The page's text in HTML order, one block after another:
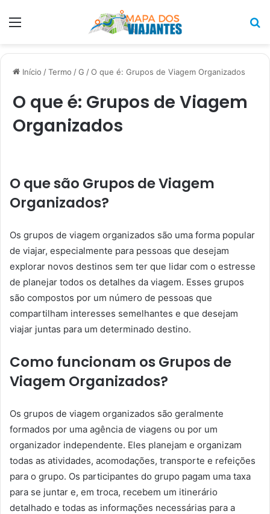
Menu
Início /Termo /G /O que é: Grupos de Viagem Organizados
O que é: Grupos de Viagem
Organizados
O que são Grupos de Viagem
Organizados?
Os grupos de viagem organizados são uma forma popular
de viajar, especialmente para pessoas que desejam
explorar novos destinos sem ter que lidar com o estresse
de planejar todos os detalhes da viagem. Esses grupos
são compostos por um número de pessoas que
compartilham interesses semelhantes e que desejam
viajar juntas para um determinado destino.
Como funcionam os Grupos de
Viagem Organizados?
Os grupos de viagem organizados são geralmente
formados por uma agência de viagens ou por um
organizador independente. Eles planejam e organizam
todas as atividades, acomodações, transporte e refeições
para o grupo. Os participantes do grupo pagam uma taxa
para se juntar e, em troca, recebem um itinerário
detalhado e todas as informações necessárias para a